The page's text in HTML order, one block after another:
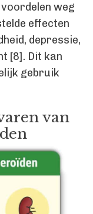
weg
effecten
depressie,
[8]. Dit kan
gebruik
van